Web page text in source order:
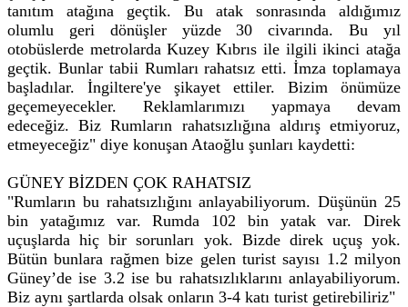
tanıtım atağına geçtik. Bu atak sonrasında aldığımız
olumlu geri dönüşler yüzde 30 civarında. Bu yıl
otobüslerde metrolarda Kuzey Kıbrıs ile ilgili ikinci atağa
geçtik. Bunlar tabii Rumları rahatsız etti. İmza toplamaya
başladılar. İngiltere'ye şikayet ettiler. Bizim önümüze
geçemeyecekler. Reklamlarımızı yapmaya devam
edeceğiz. Biz Rumların rahatsızlığına aldırış etmiyoruz,
etmeyeceğiz" diye konuşan Ataoğlu şunları kaydetti:
GÜNEY BİZDEN ÇOK RAHATSIZ
"Rumların bu rahatsızlığını anlayabiliyorum. Düşünün 25
bin yatağımız var. Rumda 102 bin yatak var. Direk
uçuşlarda hiç bir sorunları yok. Bizde direk uçuş yok.
Bütün bunlara rağmen bize gelen turist sayısı 1.2 milyon
Güney’de ise 3.2 ise bu rahatsızlıklarını anlayabiliyorum.
Biz aynı şartlarda olsak onların 3-4 katı turist getirebiliriz"